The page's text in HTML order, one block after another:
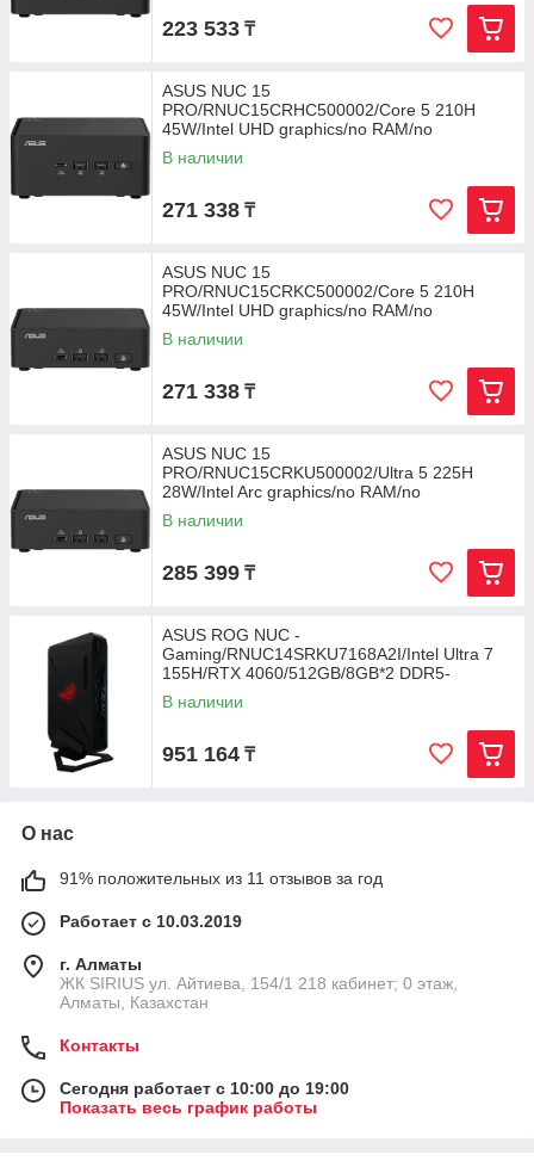
223 533 ₸
ASUS NUC 15
PRO/RNUC15CRHC500002/Core 5 210H
45W/Intel UHD graphics/no RAM/no
Storage/Intel Wi-Fi 7 BE202/USB
В наличии
271 338 ₸
ASUS NUC 15
PRO/RNUC15CRKC500002/Core 5 210H
45W/Intel UHD graphics/no RAM/no
Storage/Intel Wi-Fi 7 BE202/USB
В наличии
271 338 ₸
ASUS NUC 15
PRO/RNUC15CRKU500002/Ultra 5 225H
28W/Intel Arc graphics/no RAM/no
Storage/Intel Wi-Fi 7 BE201/USB
В наличии
285 399 ₸
ASUS ROG NUC -
Gaming/RNUC14SRKU7168A2I/Intel Ultra 7
155H/RTX 4060/512GB/8GB*2 DDR5-
5600MHz /Wi-Fi 6E AX1690i
В наличии
951 164 ₸
О нас
91% положительных из 11 отзывов за год
Работает с 10.03.2019
г. Алматы
​ЖК SIRIUS​ ул. Айтиева, 154/1​ 218 кабинет; 0 этаж,
Алматы, Казахстан
Контакты
Сегодня работает с 10:00 до 19:00
Показать весь график работы